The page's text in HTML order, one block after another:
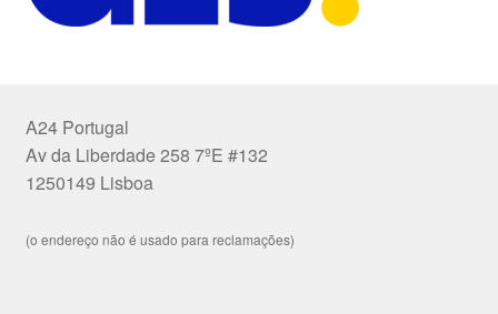
A24 Portugal
Av da Liberdade 258 7ºE #132
1250149 Lisboa
(o endereço não é usado para reclamações)